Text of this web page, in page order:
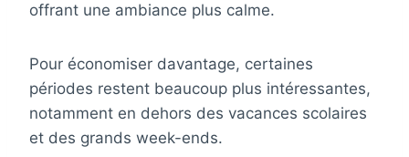
offrant une ambiance plus calme.
Pour économiser davantage, certaines
périodes restent beaucoup plus intéressantes,
notamment en dehors des vacances scolaires
et des grands week-ends.